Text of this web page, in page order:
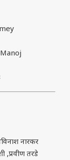
नारकर
,प्रवीण तरडे